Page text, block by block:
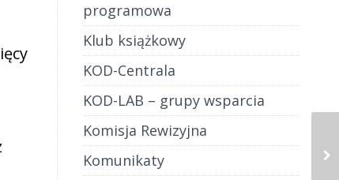
programowa
Klub książkowy
KOD-Centrala
KOD-LAB – grupy wsparcia
Komisja Rewizyjna
Komunikaty